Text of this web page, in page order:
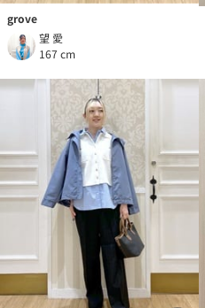
grove
望 愛
167 cm